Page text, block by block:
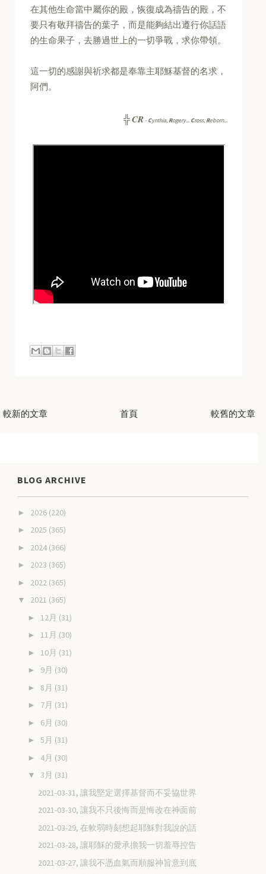
在其他生命當中屬你的殿，恢復成為禱告的殿，不
要只有敬拜禱告的葉子，而是能夠結出遵行你話語
的生命果子，去勝過世上的一切爭戰，求你帶領。
這一切的感謝與祈求都是奉靠主耶穌基督的名求，
阿們。
╬CR -Cynthia, Rogery... Cross, Reborn...
較新的文章 較舊的文章
首頁
BLOG ARCHIVE
► 2026 (220)
► 2025 (365)
► 2024 (366)
► 2023 (365)
► 2022 (365)
▼ 2021 (365)
► 12月 (31)
► 11月 (30)
► 10月 (31)
► 9月 (30)
► 8月 (31)
► 7月 (31)
► 6月 (30)
► 5月 (31)
► 4月 (30)
▼ 3月 (31)
2021-03-31, 讓我堅定選擇基督而不妥協世界
2021-03-30, 讓我不只後悔而是悔改在神面前
2021-03-29, 在軟弱時刻想起耶穌對我說的話
2021-03-28, 讓耶穌的愛承擔我一切羞辱控告
2021-03-27, 讓我不憑血氣而順服神旨意到底